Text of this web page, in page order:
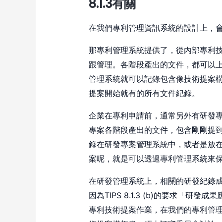
8.1.3有關
在我們專利管理資訊系統的設計上，
那專利管理系統提供了，從內部專利
跟管理。各階段產出的文件，都可以
管理系統就可以記錄包含像技術提案
提案開始就有的所有文件紀錄。
企業在專利申請前，通常另外有研發
專案各階段產出的文件，包含剛剛提
錄在研發專案管理系統中，或者是放
案呢，就是可以透過專利管理系統來
在研發管理系統上，相關的研發紀錄
因為TIPS 8.1.3 (b)的要求「研發成
專利技術提案作業，在我們的專利管